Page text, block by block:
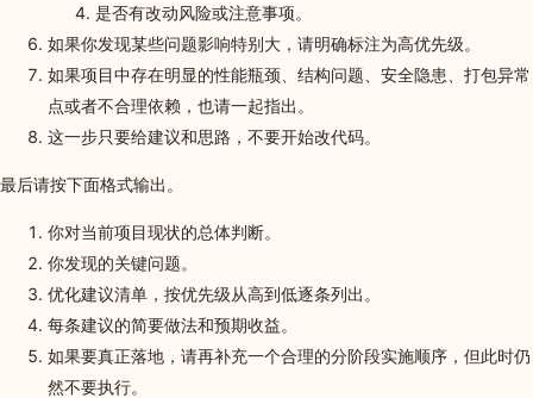
是否有改动风险或注意事项。
如果你发现某些问题影响特别大，请明确标注为高优先级。
如果项目中存在明显的性能瓶颈、结构问题、安全隐患、打包异常
点或者不合理依赖，也请一起指出。
这一步只要给建议和思路，不要开始改代码。
最后请按下面格式输出。
你对当前项目现状的总体判断。
你发现的关键问题。
优化建议清单，按优先级从高到低逐条列出。
每条建议的简要做法和预期收益。
如果要真正落地，请再补充一个合理的分阶段实施顺序，但此时仍
然不要执行。